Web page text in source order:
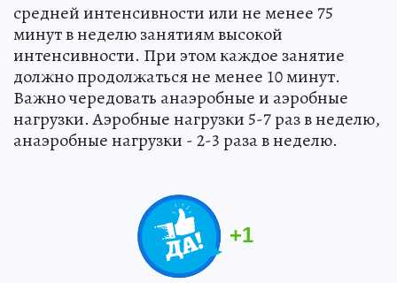
средней интенсивности или не менее 75
минут в неделю занятиям высокой
интенсивности. При этом каждое занятие
должно продолжаться не менее 10 минут.
Важно чередовать анаэробные и аэробные
нагрузки. Аэробные нагрузки 5-7 раз в неделю,
анаэробные нагрузки - 2-3 раза в неделю.
+1